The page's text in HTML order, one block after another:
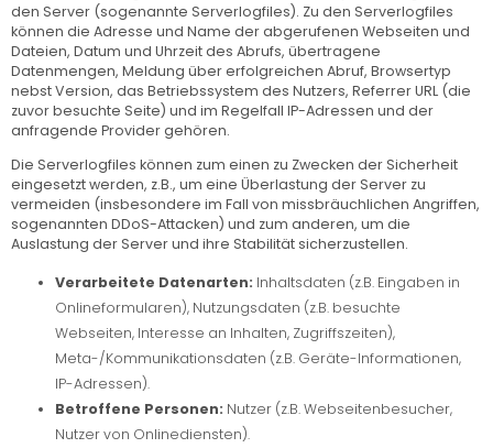
den Server (sogenannte Serverlogfiles). Zu den Serverlogfiles
können die Adresse und Name der abgerufenen Webseiten und
Dateien, Datum und Uhrzeit des Abrufs, übertragene
Datenmengen, Meldung über erfolgreichen Abruf, Browsertyp
nebst Version, das Betriebssystem des Nutzers, Referrer URL (die
zuvor besuchte Seite) und im Regelfall IP-Adressen und der
anfragende Provider gehören.
Die Serverlogfiles können zum einen zu Zwecken der Sicherheit
eingesetzt werden, z.B., um eine Überlastung der Server zu
vermeiden (insbesondere im Fall von missbräuchlichen Angriffen,
sogenannten DDoS-Attacken) und zum anderen, um die
Auslastung der Server und ihre Stabilität sicherzustellen.
Verarbeitete Datenarten: Inhaltsdaten (z.B. Eingaben in
Onlineformularen), Nutzungsdaten (z.B. besuchte
Webseiten, Interesse an Inhalten, Zugriffszeiten),
Meta-/Kommunikationsdaten (z.B. Geräte-Informationen,
IP-Adressen).
Betroffene Personen: Nutzer (z.B. Webseitenbesucher,
Nutzer von Onlinediensten).